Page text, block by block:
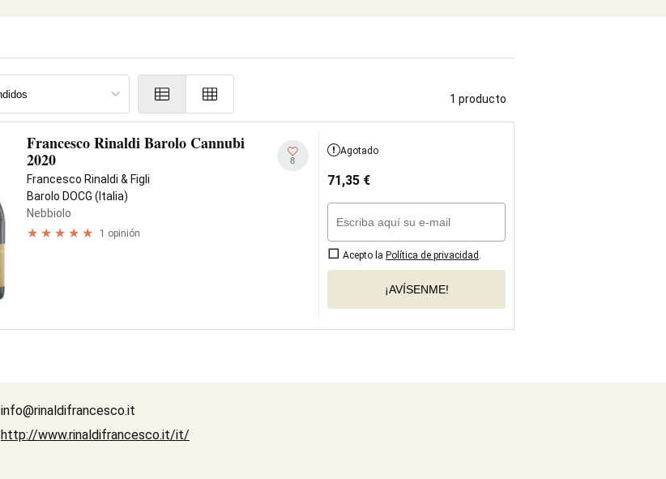
1 producto
Francesco Rinaldi Barolo Cannubi
2020
Francesco Rinaldi & Figli
Barolo DOCG (Italia)
Nebbiolo
1 opinión
8
Agotado
71,35 €
Acepto la Política de privacidad
¡AVÍSENME!
info@rinaldifrancesco.it
http://www.rinaldifrancesco.it/it/